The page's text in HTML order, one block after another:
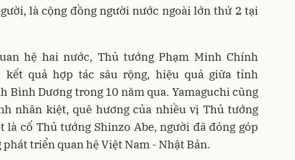
là cộng đồng người nước ngoài lớn thứ 2 tại
hệ hai nước, Thủ tướng Phạm Minh Chính
kết quả hợp tác sâu rộng, hiệu quả giữa tỉnh
Bình Dương trong 10 năm qua. Yamaguchi cũng
nhân kiệt, quê hương của nhiều vị Thủ tướng
là cố Thủ tướng Shinzo Abe, người đã đóng góp
triển quan hệ Việt Nam - Nhật Bản.